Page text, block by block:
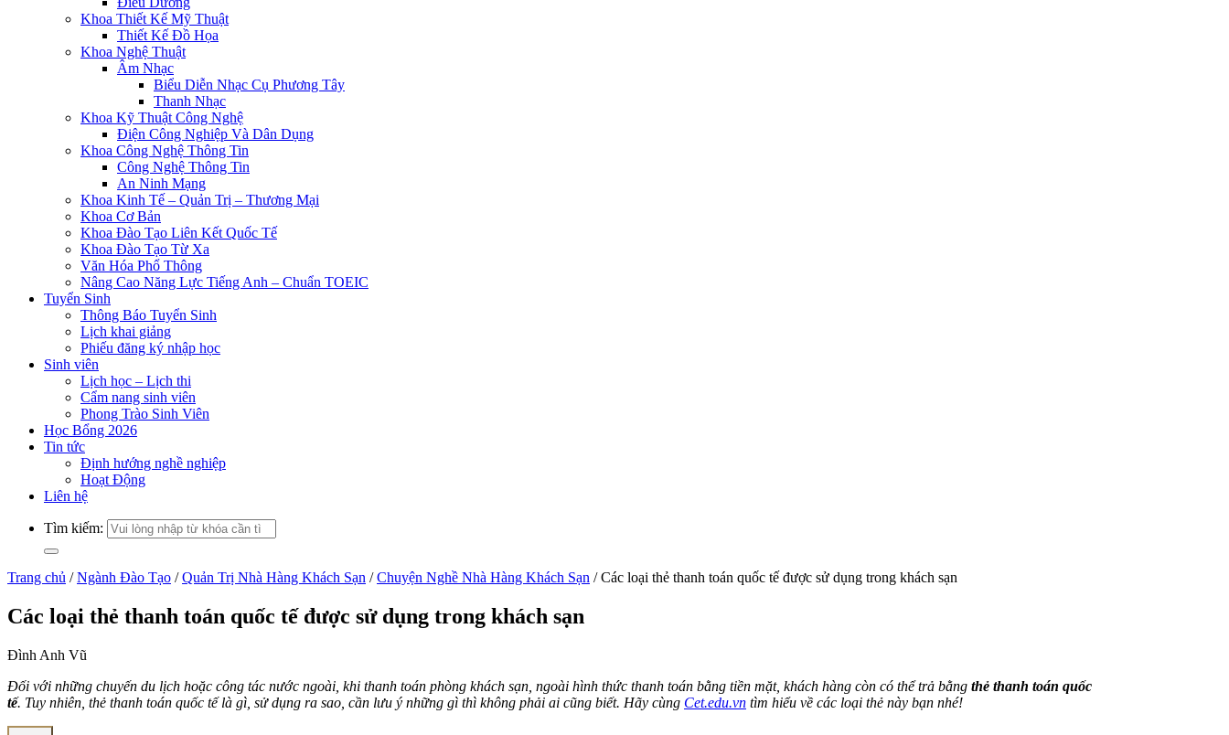
Khoa Thiết Kế Mỹ Thuật
Thiết Kế Đồ Họa
Khoa Nghệ Thuật
Âm Nhạc
Biểu Diễn Nhạc Cụ Phương Tây
Thanh Nhạc
Khoa Kỹ Thuật Công Nghệ
Điện Công Nghiệp Và Dân Dụng
Khoa Công Nghệ Thông Tin
Công Nghệ Thông Tin
An Ninh Mạng
Khoa Kinh Tế – Quản Trị – Thương Mại
Khoa Cơ Bản
Khoa Đào Tạo Liên Kết Quốc Tế
Khoa Đào Tạo Từ Xa
Văn Hóa Phổ Thông
Nâng Cao Năng Lực Tiếng Anh – Chuẩn TOEIC
Tuyển Sinh
Thông Báo Tuyển Sinh
Lịch khai giảng
Phiếu đăng ký nhập học
Sinh viên
Lịch học – Lịch thi
Cẩm nang sinh viên
Phong Trào Sinh Viên
Học Bổng 2026
Tin tức
Định hướng nghề nghiệp
Hoạt Động
Liên hệ
Tìm kiếm:
Trang chủ / Ngành Đào Tạo / Quản Trị Nhà Hàng Khách Sạn / Chuyện Nghề Nhà Hàng Khách Sạn / Các loại thẻ thanh toán quốc tế được sử dụng trong khách sạn
Các loại thẻ thanh toán quốc tế được sử dụng trong khách sạn
Đình Anh Vũ
Đối với những chuyến du lịch hoặc công tác nước ngoài, khi thanh toán phòng khách sạn, ngoài hình thức thanh toán bằng tiền mặt, khách hàng còn có thể trả bằng thẻ thanh toán quốc
tế. Tuy nhiên, thẻ thanh toán quốc tế là gì, sử dụng ra sao, cần lưu ý những gì thì không phải ai cũng biết. Hãy cùng Cet.edu.vn tìm hiểu về các loại thẻ này bạn nhé!